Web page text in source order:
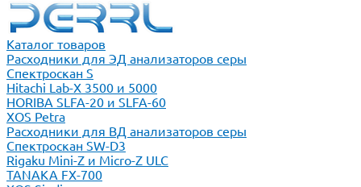
Каталог товаров
Расходники для ЭД анализаторов серы
Спектроскан S
Hitachi Lab-X 3500 и 5000
HORIBA SLFA-20 и SLFA-60
XOS Petra
Расходники для ВД анализаторов серы
Спектроскан SW-D3
Rigaku Mini-Z и Micro-Z ULC
TANAKA FX-700